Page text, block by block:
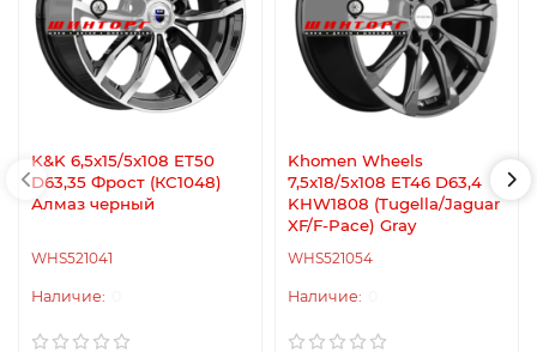
K&K 6,5x15/5x108 ET50
D63,35 Фрост (КС1048)
Алмаз черный
WHS521041
Khomen Wheels
7,5x18/5x108 ET46 D63,4
KHW1808 (Tugella/Jaguar
XF/F-Pace) Gray
WHS521054